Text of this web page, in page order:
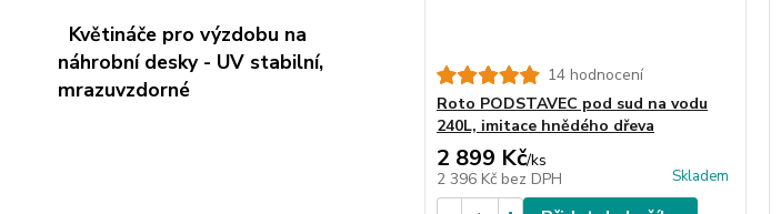
Květináče pro výzdobu na
náhrobní desky - UV stabilní,
mrazuvzdorné
14 hodnocení
Roto PODSTAVEC pod sud na vodu
240L, imitace hnědého dřeva
2 899 Kč/ks
2 396 Kč bez DPH Skladem